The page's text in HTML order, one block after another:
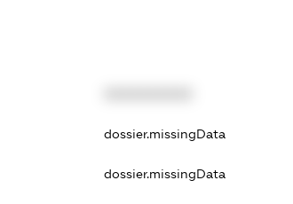
dossier.missingData
dossier.missingData